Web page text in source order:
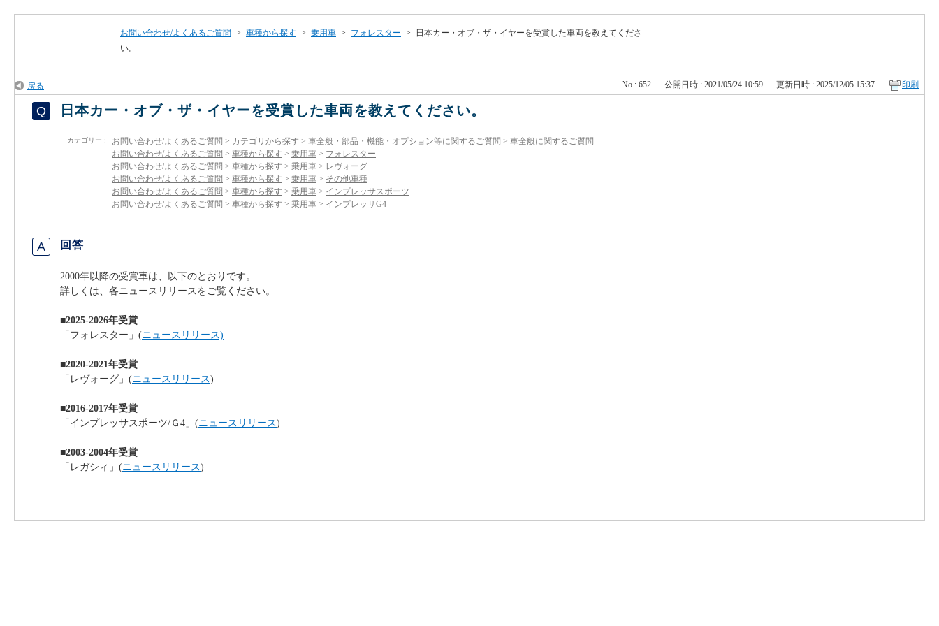
お問い合わせ/よくあるご質問 > 車種から探す > 乗用車 > フォレスター >
日本カー・オブ・ザ・イヤーを受賞した車両を教えてくださ
い。
戻る No : 652 公開日時 : 2021/05/24 10:59 更新日時 : 2025/12/05 15:37 印刷
日本カー・オブ・ザ・イヤーを受賞した車両を教えてください。
カテゴリー : お問い合わせ/よくあるご質問 > カテゴリから探す > 車全般・部品・機能・オプション等に関するご質問 > 車全般に関するご質問
お問い合わせ/よくあるご質問 > 車種から探す > 乗用車 > フォレスター
お問い合わせ/よくあるご質問 > 車種から探す > 乗用車 > レヴォーグ
お問い合わせ/よくあるご質問 > 車種から探す > 乗用車 > その他車種
お問い合わせ/よくあるご質問 > 車種から探す > 乗用車 > インプレッサスポーツ
お問い合わせ/よくあるご質問 > 車種から探す > 乗用車 > インプレッサG4
回答
2000年以降の受賞車は、以下のとおりです。
詳しくは、各ニュースリリースをご覧ください。
■2025-2026年受賞
「フォレスター」(ニュースリリース)
■2020-2021年受賞
「レヴォーグ」(ニュースリリース)
■2016-2017年受賞
「インプレッサスポーツ/Ｇ4」(ニュースリリース)
■2003-2004年受賞
「レガシィ」(ニュースリリース)